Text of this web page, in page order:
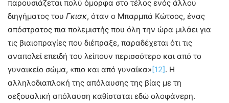
παρουσιάζεται πολύ όμορφα στο τέλος ενός άλλου
διηγήματος του Γκιακ, όταν ο Μπαρμπά Κώτσος, ένας
απόστρατος πια πολεμιστής που όλη την ώρα μιλάει για
τις βιαιοπραγίες που διέπραξε, παραδέχεται ότι τις
αναπολεί επειδή του λείπουν περισσότερο και από το
γυναικείο σώμα, «πιο και από γυναίκα» [12]. Η
αλληλοδιαπλοκή της απόλαυσης της βίας με τη
σεξουαλική απόλαυση καθίσταται εδώ ολοφάνερη.